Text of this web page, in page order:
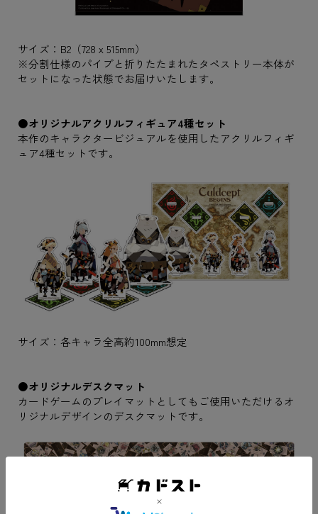
サイズ：B2（728ｘ515mm）
※分割仕様のパイプと折りたたまれたタペストリー本体が
セットになった状態でお届けいたします。
●オリジナルアクリルフィギュア4種セット
本作のキャラクタービジュアルを使用したアクリルフィギ
ュア4種セットです。
サイズ：各キャラ全高約100mm想定
●オリジナルデスクマット
カードゲームのプレイマットとしてもご使用いただけるオ
リジナルデザインのデスクマットです。